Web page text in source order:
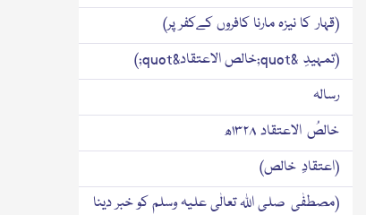
(قہار کا نیزہ مارنا کافروں کےکفر پر)
(تمہیدِ &quot;خالص الاعتقاد&quot;)
رسالہ
خالصُ الاعتقاد ۱۳۲۸ھ
(اعتقادِ خالص)
(مصطفٰی صلی اﷲ تعالٰی علیہ وسلم کو خبر دینا